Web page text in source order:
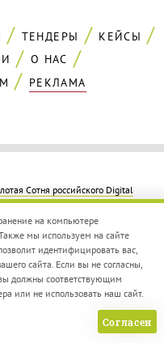
ТЕНДЕРЫ
КЕЙСЫ
О НАС
РЕКЛАМА
Cотня российского Digital
веб-студий 2022
SMM-агентств 2022
Digital Design & Creative 2022
на компьютере
мы используем на сайте
идентифицировать вас,
сайта. Если вы не согласны,
должны соответствующим
или не использовать наш сайт.
Согласен